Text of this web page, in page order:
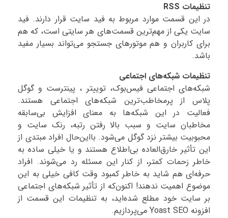
تنظیمات RSS
در این قسمت موارد مربوط به فید سایت قرار دارند. فید
سایت یکی از مهم‌ترین قسمت‌های هر سایتی است، که هم
برای کاربران و هم موتورهای جستجو می‌تواند بسیار مفید
باشد.
تنظیمات شبکه‌های اجتماعی
شبکه‌های اجتماعی فیس‌بوک، توییتر ، پینترست و گوگل
پلاس از پرمخاطب‌ترین شبکه‌های اجتماعی هستند.
فعالیت در این شبکه‌ها به معنای افزایش بی‌سابقه
مخاطبان سایت و سبب بالا رفتن رتبه، رنک سایت و
محبوبیت بیشتر نزد گوگل می‌شود. بااین‌حال افراد مبتدی از
این تأثیر خارق‌العاده بی‌اطلاع هستند و یا خیلی ساده به
خاطر زحمات کمتر، از کنار این مسئله رد می‌شوند. افراد
حرفه‌ای هم شاید به خاطر کمبود وقت کافی خیلی به این
موضوع اهمیت ندهند! اکنون‌که از تأثیر شبکه‌های اجتماعی
بر سایت خود مطلع شده‌اید، به تنظیمات این قسمت از
افزونه Yoast SEO می‌پردازیم.